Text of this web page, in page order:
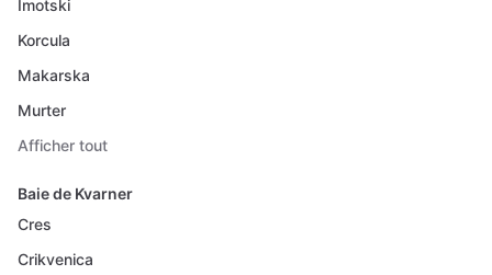
Imotski
Korcula
Makarska
Murter
Afficher tout
Baie de Kvarner
Cres
Crikvenica